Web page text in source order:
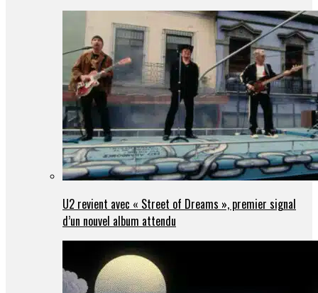
U2 revient avec « Street of Dreams », premier signal
d’un nouvel album attendu